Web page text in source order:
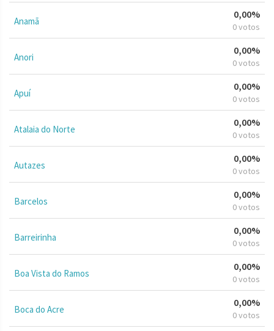
Anamã
0,00%
0 votos
Anori
0,00%
0 votos
Apuí
0,00%
0 votos
Atalaia do Norte
0,00%
0 votos
Autazes
0,00%
0 votos
Barcelos
0,00%
0 votos
Barreirinha
0,00%
0 votos
Boa Vista do Ramos
0,00%
0 votos
Boca do Acre
0,00%
0 votos